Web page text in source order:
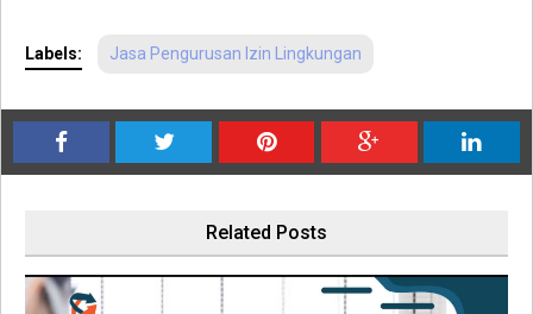
Labels: Jasa Pengurusan Izin Lingkungan
Related Posts